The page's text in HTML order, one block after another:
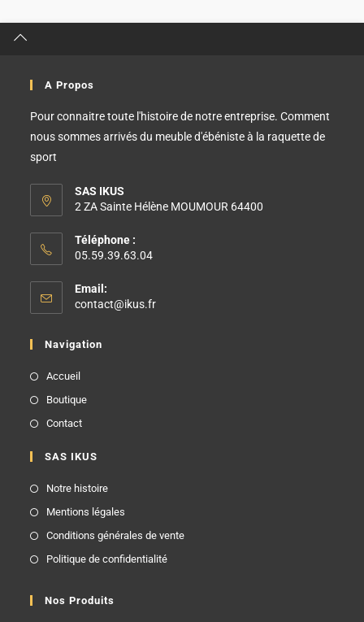
A Propos
Pour connaitre toute l'histoire de notre entreprise. Comment
nous sommes arrivés du meuble d'ébéniste à la raquette de
sport
SAS IKUS
2 ZA Sainte Hélène MOUMOUR 64400
Téléphone :
05.59.39.63.04
Email:
contact@ikus.fr
Navigation
Accueil
Boutique
Contact
SAS IKUS
Notre histoire
Mentions légales
Conditions générales de vente
Politique de confidentialité
Nos Produits